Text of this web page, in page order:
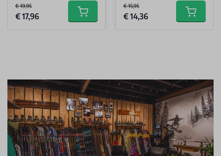
€ 19,95
Special Price
€ 17,96 Add to cart
€ 15,95
Special Price
€ 14,36 Add to